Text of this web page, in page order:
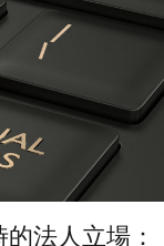
法人立場：